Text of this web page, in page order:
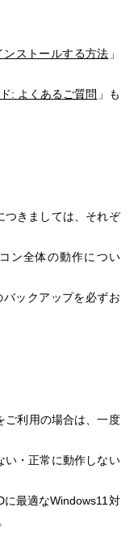
ンストールする方法 」
: よくあるご質問 」も
つきましては、それぞ
ン全体の動作につい
バックアップを必ずお
ご利用の場合は、一度
い・正常に動作しない
に最適なWindows11対